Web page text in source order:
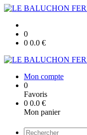
0
0 0.0 €
Mon compte
0
Favoris
0 0.0 €
Mon panier